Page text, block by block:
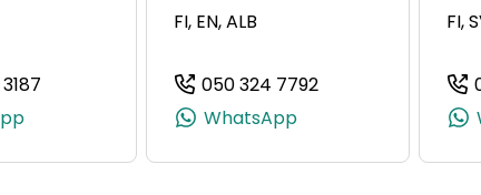
+358 50 479 6870)
(+358505633187, 0505633187, +358 50 563 3187)
FI, EN, ALB
050 324 7792
WhatsApp
FI,